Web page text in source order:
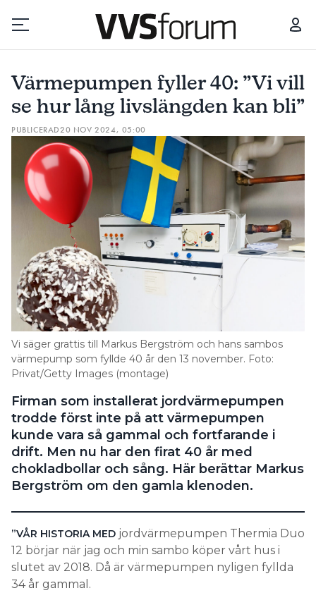
Prenumerera
Hantera prenumeration
Lediga jobb
Annonsera
Läs E-tidningen
Om tidningen
Kontakt
Information om GDPR
Search for:
SEARCH
Värmepumpen fyller 40: ”Vi vill
se hur lång livslängden kan bli”
PUBLICERAD20 NOV 2024, 05:00
Vi säger grattis till Markus Bergström och hans sambos
värmepump som fyllde 40 år den 13 november. Foto:
Privat/Getty Images (montage)
Firman som installerat jordvärmepumpen
trodde först inte på att värmepumpen
kunde vara så gammal och fortfarande i
drift. Men nu har den firat 40 år med
chokladbollar och sång. Här berättar Markus
Bergström om den gamla klenoden.
”VÅR HISTORIA MED jordvärmepumpen Thermia Duo
12 börjar när jag och min sambo köper vårt hus i
slutet av 2018. Då är värmepumpen nyligen fyllda
34 år gammal.